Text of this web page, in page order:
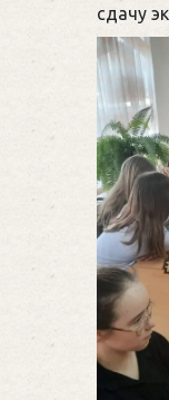
сдачу